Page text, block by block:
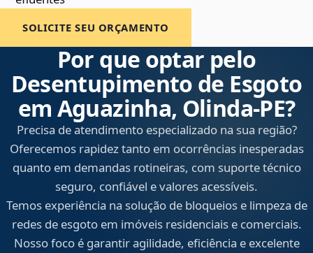
SOLICITE SEU ORÇAMENTO
Por que optar pelo
Desentupimento de Esgoto
em Aguazinha, Olinda‑PE?
Precisa de atendimento especializado na sua região?
Oferecemos rapidez tanto em ocorrências inesperadas
quanto em demandas rotineiras, com suporte técnico
seguro, confiável e valores acessíveis.
Temos experiência na solução de bloqueios e limpeza de
redes de esgoto em imóveis residenciais e comerciais.
Nosso foco é garantir agilidade, eficiência e excelente